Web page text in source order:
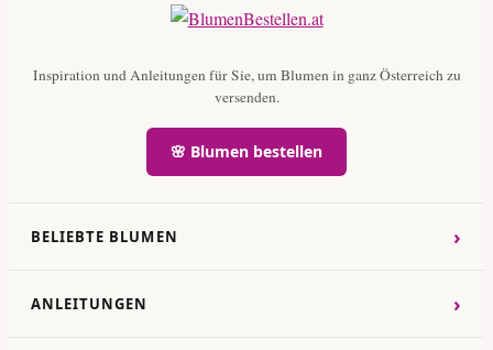
Inspiration und Anleitungen für Sie, um Blumen in ganz Österreich zu
versenden.
🌸 Blumen bestellen
BELIEBTE BLUMEN ›
ANLEITUNGEN ›